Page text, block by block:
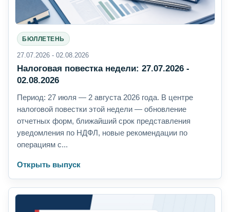
БЮЛЛЕТЕНЬ
27.07.2026 - 02.08.2026
Налоговая повестка недели: 27.07.2026 -
02.08.2026
Период: 27 июля — 2 августа 2026 года. В центре
налоговой повестки этой недели — обновление
отчетных форм, ближайший срок представления
уведомления по НДФЛ, новые рекомендации по
операциям с...
Открыть выпуск